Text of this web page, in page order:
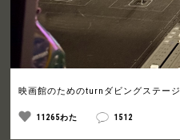
映画館のためのturnダビングステージ
11265わた 1512